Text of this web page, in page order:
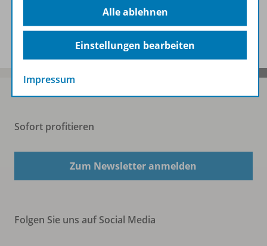
Benachrichtigungs-Service
Sofort profitieren
Zum Newsletter anmelden
Folgen Sie uns auf Social Media
Alle ablehnen
Einstellungen bearbeiten
Impressum